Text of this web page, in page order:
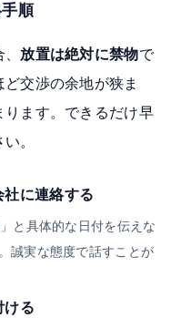
順
放置は絶対に禁物で
交渉の余地が狭ま
ります。できるだけ早
。
に連絡する
と具体的な日付を伝えな
誠実な態度で話すことが
ける